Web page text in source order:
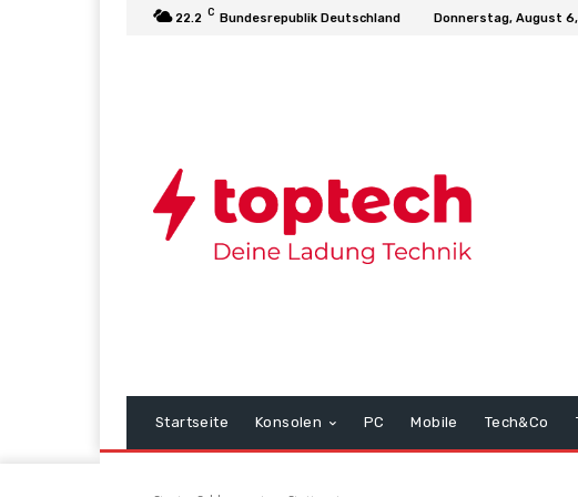
22.2 C Bundesrepublik Deutschland Donnerstag, August
Startseite Konsolen PC Mobile Tech&Co